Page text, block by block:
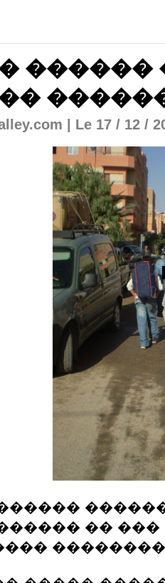
������
| Le 17 / 12 /
��
��������